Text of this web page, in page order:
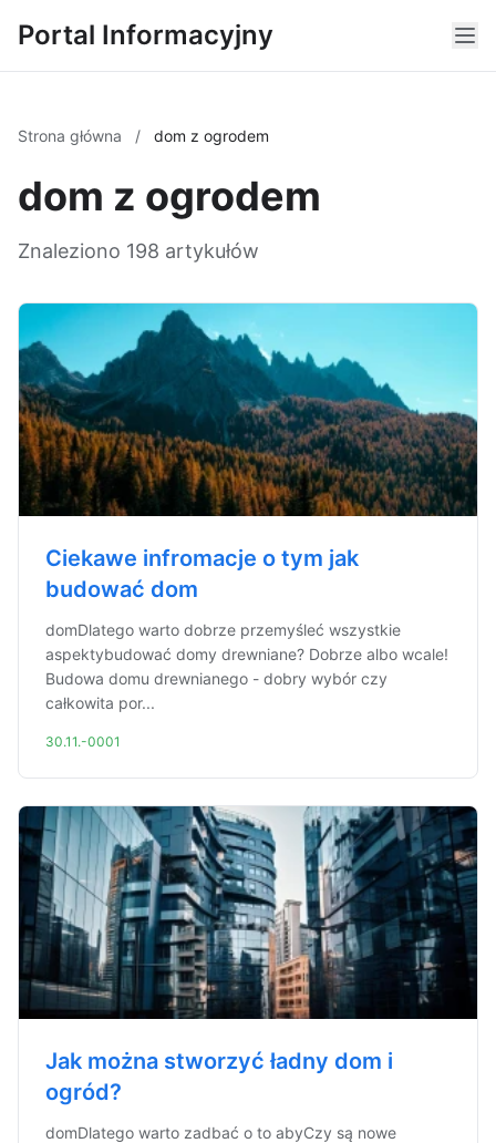
Portal Informacyjny
Strona główna / dom z ogrodem
dom z ogrodem
Znaleziono 198 artykułów
Ciekawe infromacje o tym jak
budować dom
domDlatego warto dobrze przemyśleć wszystkie
aspektybudować domy drewniane? Dobrze albo wcale!
Budowa domu drewnianego - dobry wybór czy
całkowita por...
30.11.-0001
Jak można stworzyć ładny dom i
ogród?
domDlatego warto zadbać o to abyCzy są nowe